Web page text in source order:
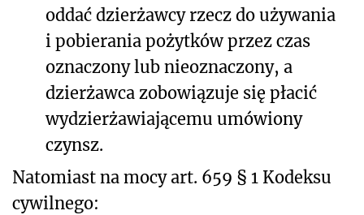
oddać dzierżawcy rzecz do używania
i pobierania pożytków przez czas
oznaczony lub nieoznaczony, a
dzierżawca zobowiązuje się płacić
wydzierżawiającemu umówiony
czynsz.
Natomiast na mocy art. 659 § 1 Kodeksu
cywilnego: